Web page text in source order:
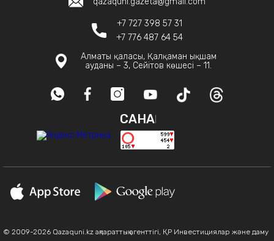
+7 727 398 57 31
+7 776 487 64 54
Алматы қаласы, Қалқаман ықшам
ауданы – 3, Сейітов көшесі – 11.
САНАҚ
© 2009-2026 Qazaquni.kz ақпараттық агенттігі, ҚР Инвестициялар және даму